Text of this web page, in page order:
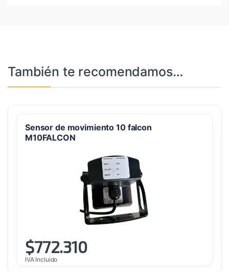
También te recomendamos…
Sensor de movimiento 10 falcon
M10FALCON
$772.310
IVA Incluido